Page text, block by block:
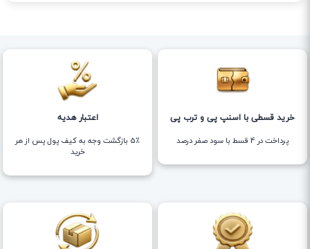
خرید قسطی با اسنپ پی و ترب پی
پرداخت در 4 قسط با سود صفر درصد
اعتبار هدیه
5٪ بازگشت وجه به کیف پول پس از هر
خرید